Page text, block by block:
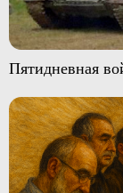
Пятидневная